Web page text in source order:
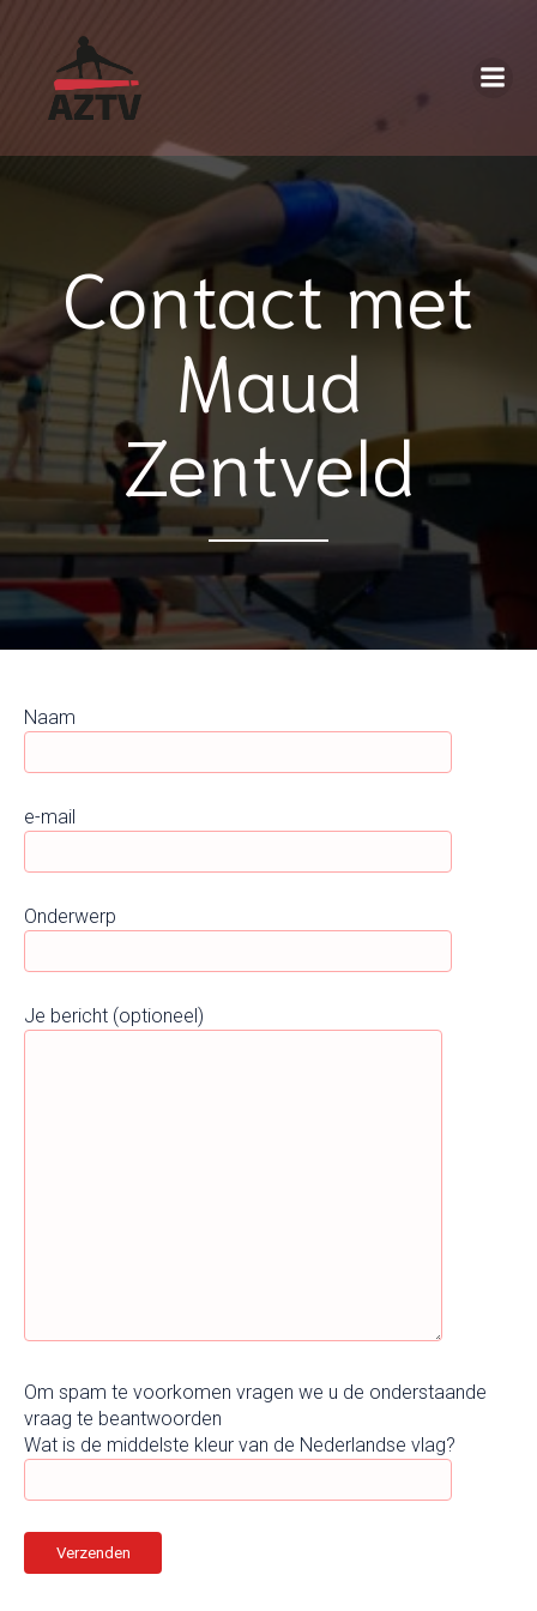
Contact met
Maud
Zentveld
Naam
e-mail
Onderwerp
Je bericht (optioneel)
Om spam te voorkomen vragen we u de onderstaande
vraag te beantwoorden
Wat is de middelste kleur van de Nederlandse vlag?